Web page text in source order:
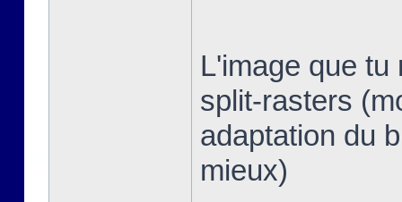
L'image que
split-rasters
adaptation du
mieux)